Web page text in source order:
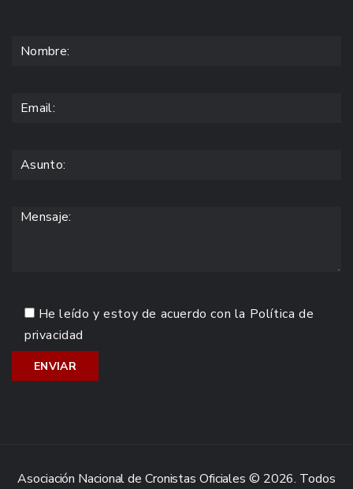
He leído y estoy de acuerdo con la Política de
privacidad
Asociación Nacional de Cronistas Oficiales © 2026. Todos